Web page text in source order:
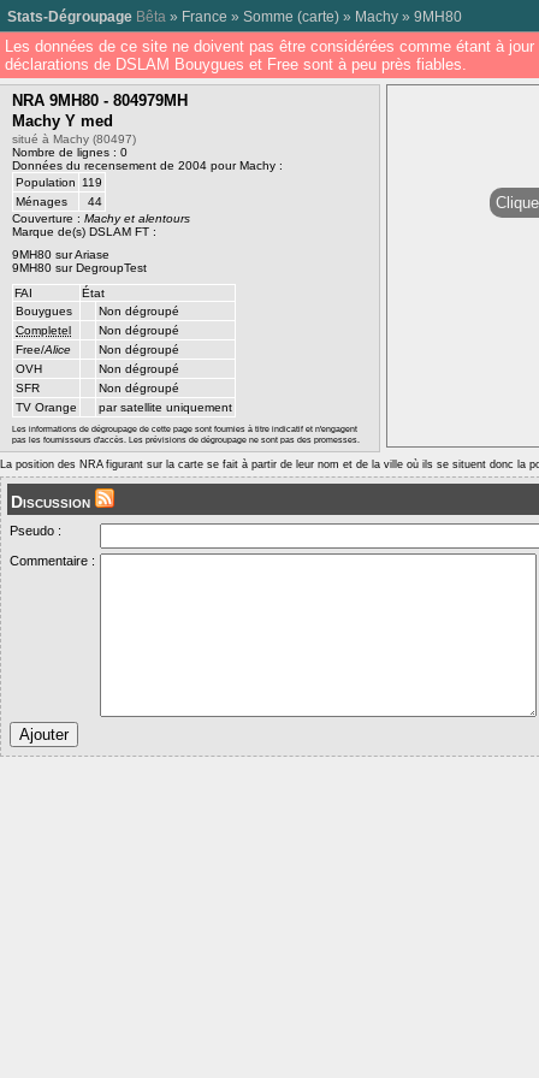
Stats-Dégroupage Bêta » France » Somme (carte) » Machy » 9MH80
Les données de ce site ne doivent pas être considérées comme étant à
déclarations de DSLAM Bouygues et Free sont à peu près fiables.
NRA 9MH80 - 804979MH
Machy Y med
situé à Machy (80497)
Nombre de lignes : 0
Données du recensement de 2004 pour Machy :
Population
119
Ménages
44
Couverture : Machy et alentours
Marque de(s) DSLAM FT :
9MH80 sur Ariase
9MH80 sur DegroupTest
FAI
État
Bouygues
Non dégroupé
Completel
Non dégroupé
Free/Alice
Non dégroupé
OVH
Non dégroupé
SFR
Non dégroupé
TV Orange
par satellite uniquement
Les informations de dégroupage de cette page sont fournies à titre indicatif et n'engagent
pas les fournisseurs d'accès. Les prévisions de dégroupage ne sont pas des promesses.
La position des NRA figurant sur la carte se fait à partir de leur nom et de la ville où ils se situent donc la
Discussion
Pseudo :
Commentaire :